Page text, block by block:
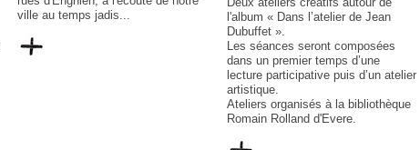
ville au temps jadis...
l'album « Dans l’atelier de Jean
Dubuffet ».
Les séances seront composées
dans un premier temps d’une
lecture participative puis d’un atelier
artistique.
Ateliers organisés à la bibliothèque
Romain Rolland d'Evere.